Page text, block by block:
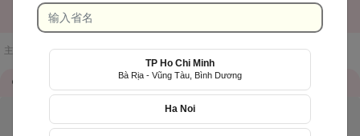
主页 店铺一览 / Tiệm Hoa Là Bé
QR Code
TP Ho Chi Minh
Bà Rịa - Vũng Tàu, Bình Dương
Ha Noi